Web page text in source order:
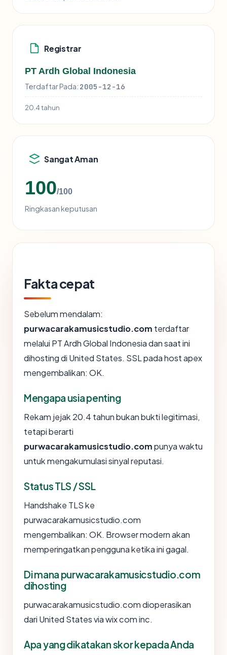
Registrar
PT Ardh Global Indonesia
Terdaftar Pada: 2005-12-16
20.4 tahun
Sangat Aman
100/100
Ringkasan keputusan
Fakta cepat
Sebelum mendalam:
purwacarakamusicstudio.com terdaftar
melalui PT Ardh Global Indonesia dan saat ini
dihosting di United States. SSL pada host apex
mengembalikan: OK.
Mengapa usia penting
Rekam jejak 20.4 tahun bukan bukti legitimasi,
tetapi berarti
purwacarakamusicstudio.compunya waktu
untuk mengakumulasi sinyal reputasi.
Status TLS / SSL
Handshake TLS ke
purwacarakamusicstudio.com
mengembalikan: OK. Browser modern akan
memperingatkan pengguna ketika ini gagal.
Di mana purwacarakamusicstudio.com
dihosting
purwacarakamusicstudio.com dioperasikan
dari United States via wix com inc.
Apa yang dikatakan skor kepada Anda